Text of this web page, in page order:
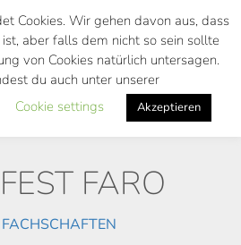
FARO
FACHSCHAFTEN
Cookies. Wir gehen davon aus, dass
aber falls dem nicht so sein sollte
von Cookies natürlich untersagen.
du auch unter unserer
Cookie settings Akzeptieren